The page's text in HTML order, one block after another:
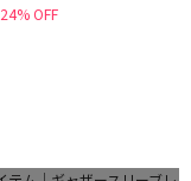
24% OFF